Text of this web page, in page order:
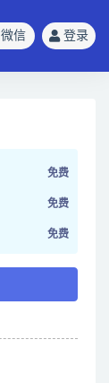
微信 登录
免费
免费
免费